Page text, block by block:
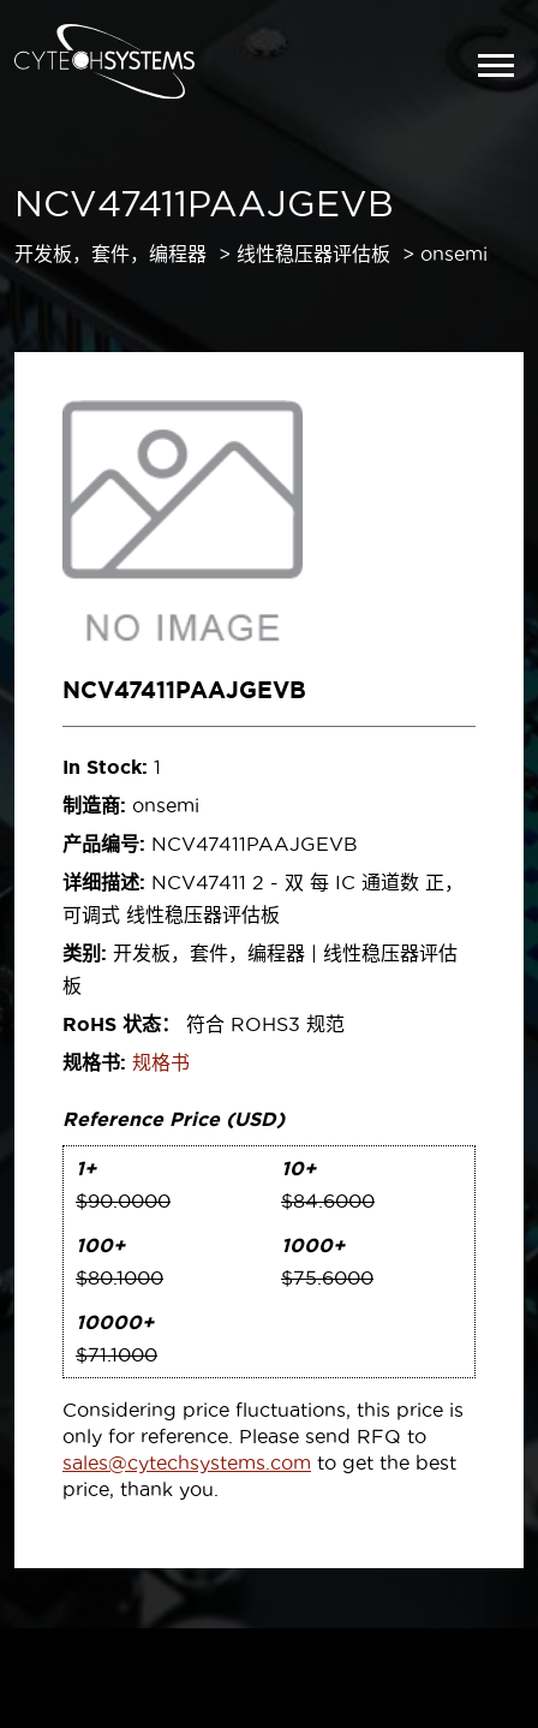
NCV47411PAAJGEVB
开发板，套件，编程器 线性稳压器评估板 onsemi
NCV47411PAAJGEVB
In Stock: 1
制造商: onsemi
产品编号: NCV47411PAAJGEVB
详细描述: NCV47411 2 - 双 每 IC 通道数 正，
可调式 线性稳压器评估板
类别: 开发板，套件，编程器 | 线性稳压器评估
板
RoHS 状态：
符合 ROHS3 规范
规格书: 规格书
Reference Price (USD)
1+
$90.0000
10+
$84.6000
100+
$80.1000
1000+
$75.6000
10000+
$71.1000
Considering price fluctuations, this price is
only for reference. Please send RFQ to
sales@cytechsystems.com to get the best
price, thank you.